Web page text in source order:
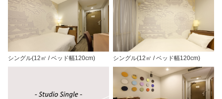
シングル(12㎡ / ベッド幅120cm) シングル(12㎡ / ベッド幅120cm)